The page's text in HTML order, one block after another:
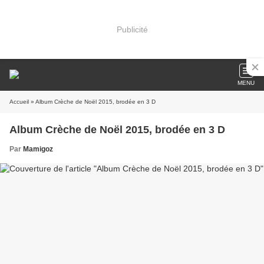
Publicité
MENU
Accueil » Album Crèche de Noël 2015, brodée en 3 D
Album Crèche de Noël 2015, brodée en 3 D
Par Mamigoz